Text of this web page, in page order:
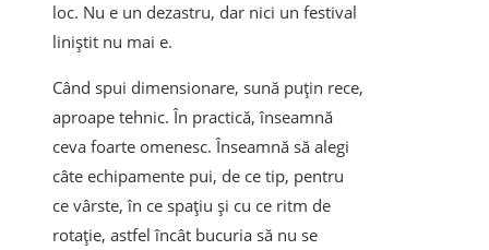
loc. Nu e un dezastru, dar nici un festival
liniștit nu mai e.
Când spui dimensionare, sună puțin rece,
aproape tehnic. În practică, înseamnă
ceva foarte omenesc. Înseamnă să alegi
câte echipamente pui, de ce tip, pentru
ce vârste, în ce spațiu și cu ce ritm de
rotație, astfel încât bucuria să nu se